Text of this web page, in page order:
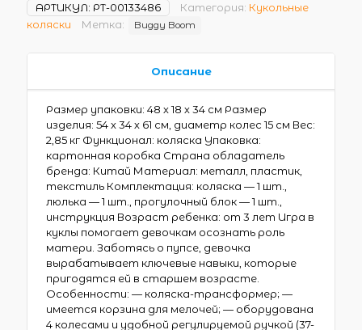
АРТИКУЛ: РТ-00133486 Категория: Кукольные
коляски
Метка: Buggy Boom
Описание
Размер упаковки: 48 х 18 х 34 см Размер
изделия: 54 х 34 х 61 см, диаметр колес 15 см Вес:
2,85 кг Функционал: коляска Упаковка:
картонная коробка Страна обладатель
бренда: Китай Материал: металл, пластик,
текстиль Комплектация: коляска — 1 шт.,
люлька — 1 шт., прогулочный блок — 1 шт.,
инструкция Возраст ребенка: от 3 лет Игра в
куклы помогает девочкам осознать роль
матери. Заботясь о пупсе, девочка
вырабатывает ключевые навыки, которые
пригодятся ей в старшем возрасте.
Особенности: — коляска-трансформер; —
имеется корзина для мелочей; — оборудована
4 колесами и удобной регулируемой ручкой (37-